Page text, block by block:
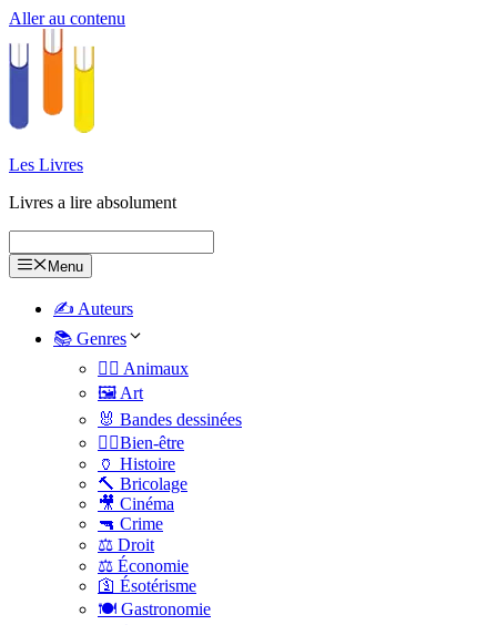
Aller au contenu
Les Livres
Livres a lire absolument
Menu
✍️ Auteurs
📚 Genres
🐕‍🦺 Animaux
🖼️ Art
🐰 Bandes dessinées
🧑‍⚕️Bien-être
🏺 Histoire
🔨 Bricolage
🎥 Cinéma
🔫 Crime
⚖️ Droit
⚖️ Économie
🛐 Ésotérisme
🍽️ Gastronomie